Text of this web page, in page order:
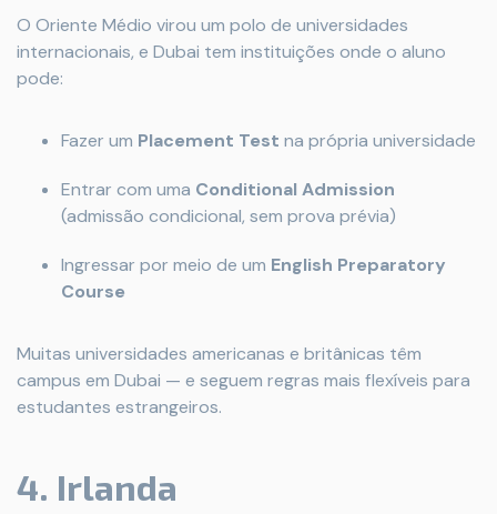
O Oriente Médio virou um polo de universidades
internacionais, e Dubai tem instituições onde o aluno
pode:
Fazer um Placement Test na própria universidade
Entrar com uma Conditional Admission
(admissão condicional, sem prova prévia)
Ingressar por meio de um English Preparatory
Course
Muitas universidades americanas e britânicas têm
campus em Dubai — e seguem regras mais flexíveis para
estudantes estrangeiros.
4. Irlanda